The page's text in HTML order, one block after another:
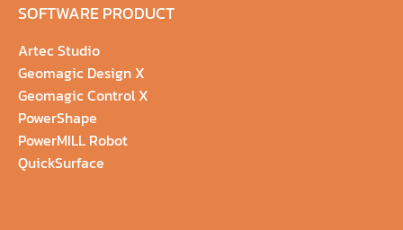
SOFTWARE PRODUCT
Artec Studio
Geomagic Design X
Geomagic Control X
PowerShape
PowerMILL Robot
QuickSurface